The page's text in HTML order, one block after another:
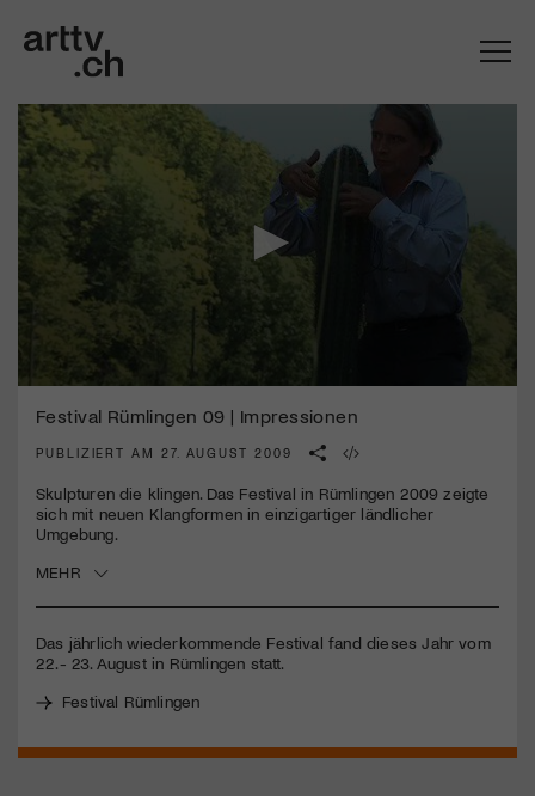
seconds
Festival Rümlingen 09 | Impressionen
PUBLIZIERT AM 27. AUGUST 2009
Skulpturen die klingen. Das Festival in Rümlingen 2009 zeigte
sich mit neuen Klangformen in einzigartiger ländlicher
Umgebung.
MEHR
Das jährlich wiederkommende Festival fand dieses Jahr vom
22.- 23. August in Rümlingen statt.
Festival Rümlingen
Mach mit: «Be Part of the Art»!
Engagiere dich als Kulturliebhaber:in, Kulturschaffende(r) oder
Mit deiner Mitgliedschaft erhältst du kostenlosen Zugang zu
diversen Kulturevents.